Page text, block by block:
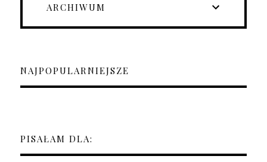
ARCHIWUM
NAJPOPULARNIEJSZE
PISAŁAM DLA: